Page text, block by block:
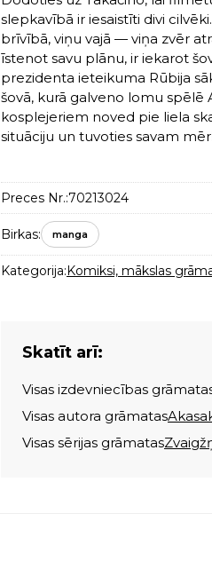
slepkavībā ir iesaistīti divi
brīvībā, viņu vajā — viņa zvēr
īstenot savu plānu, ir iekarot
prezidenta ieteikuma Rūbija
šovā, kurā galveno lomu spēlē
kosplejeriem noved pie liela
situāciju un tuvoties savam
Preces Nr.:70213024
Birkas: manga
Kategorija:Komiksi, mākslas
Skatīt arī:
Visas izdevniecības
Visas autora grāmatas
Visas sērijas grāmatas